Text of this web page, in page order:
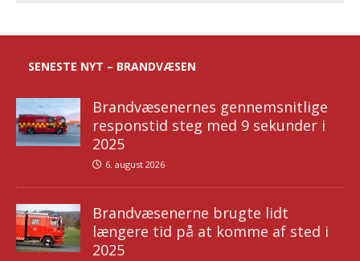
SENESTE NYT – BRANDVÆSEN
Brandvæsenernes gennemsnitlige
responstid steg med 9 sekunder i
2025
6. august 2026
Brandvæsenerne brugte lidt
længere tid på at komme af sted i
2025